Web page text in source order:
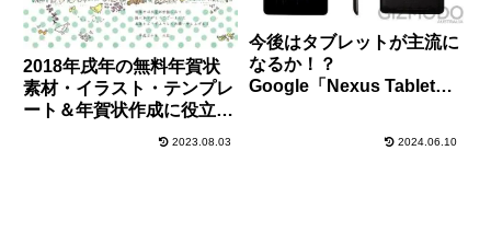
2018年戌年の無料年賀状
素材・イラスト・テンプレ
ート＆年賀状作成に役立つ
2023.08.03
今後はタブレットが主流に
なるか！？
Google「Nexus Tablet」
「Surface」詳細比較2024.06.10